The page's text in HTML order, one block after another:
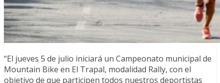
“El jueves 5 de julio iniciará un Campeonato municipal de
Mountain Bike en El Trapal, modalidad Rally, con el
objetivo de que participen todos nuestros deportistas